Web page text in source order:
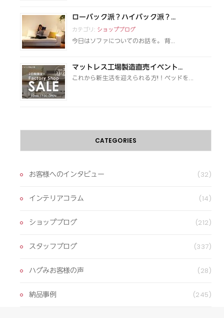
ローバック派？ハイバック派？...
カテゴリ: ショップブログ
今日はソファについてのお話を。 背...
マットレス工場製造直売イベント...
これから新生活を迎えられる方!！ベッドを...
CATEGORIES
お客様へのインタビュー (32)
インテリアコラム (14)
ショップブログ (212)
スタッフブログ (337)
ハグみお客様の声 (28)
納品事例 (245)